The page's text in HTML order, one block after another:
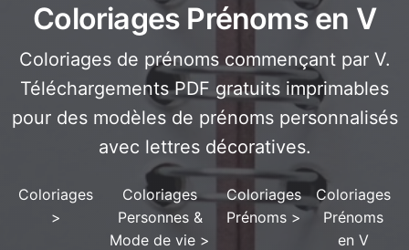
Coloriages Prénoms en V
Coloriages de prénoms commençant par V.
Téléchargements PDF gratuits imprimables
pour des modèles de prénoms personnalisés
avec lettres décoratives.
Coloriages
>
Coloriages
Personnes &
Mode de vie >
Coloriages
Prénoms >
Coloriages
Prénoms
en V